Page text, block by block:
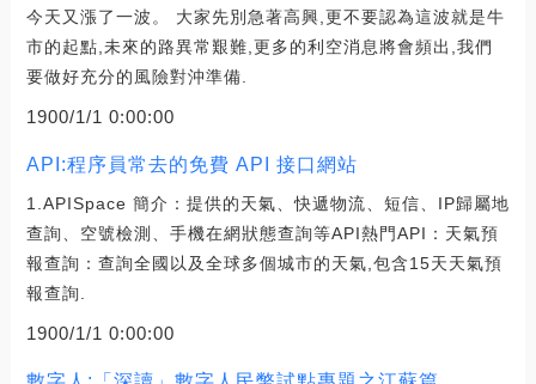
今天又漲了一波。 大家先別急著高興,更不要認為這波就是牛
市的起點,未來的路異常艱難,更多的利空消息將會頻出,我們
要做好充分的風險對沖準備.
1900/1/1 0:00:00
API:程序員常去的免費 API 接口網站
1.APISpace 簡介：提供的天氣、快遞物流、短信、IP歸屬地
查詢、空號檢測、手機在網狀態查詢等API熱門API：天氣預
報查詢：查詢全國以及全球多個城市的天氣,包含15天天氣預
報查詢.
1900/1/1 0:00:00